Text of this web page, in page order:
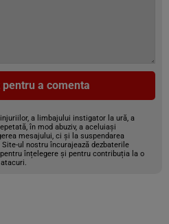
a comenta
a limbajului instigator la ură, a
în mod abuziv, a aceluiași
mesajului, ci și la suspendarea
ul nostru încurajează dezbaterile
înțelegere și pentru contribuția la o